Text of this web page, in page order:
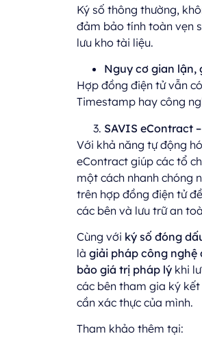
Ký số thông thường,
đảm bảo tính toàn vẹn
lưu kho tài liệu.
Nguy cơ gian lận,
Hợp đồng điện tử vẫn
Timestamp hay công
SAVIS eContract
Với khả năng tự động
eContract giúp các tổ
một cách nhanh chóng
trên hợp đồng điện tử
các bên và lưu trữ an
Cùng với ký số đóng
là giải pháp công nghệ
bảo giá trị pháp lý khi
các bên tham gia ký
cần xác thực của mình.
Tham khảo thêm tại: